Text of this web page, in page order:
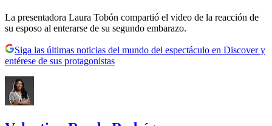
La presentadora Laura Tobón compartió el video de la reacción de
su esposo al enterarse de su segundo embarazo.
Siga las últimas noticias del mundo del espectáculo en Discover y
entérese de sus protagonistas